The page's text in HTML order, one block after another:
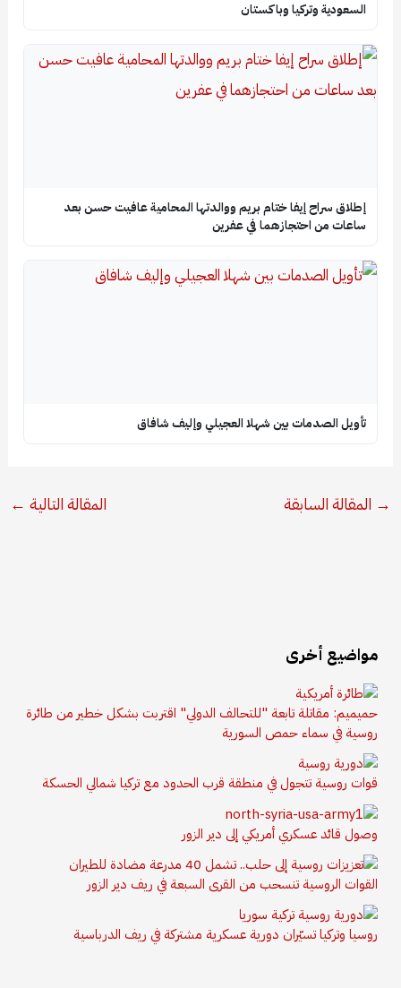
السعودية وتركيا وباكستان
إطلاق سراح إيفا ختام بريم ووالدتها المحامية عافيت حسن بعد
ساعات من احتجازهما في عفرين
تأويل الصدمات بين شهلا العجيلي وإليف شافاق
→ المقالة السابقة المقالة التالية ←
مواضيع أخرى
حميميم: مقاتلة تابعة "للتحالف الدولي" اقتربت بشكل خطير من طائرة
روسية في سماء حمص السورية
قوات روسية تتجول في منطقة قرب الحدود مع تركيا شمالي الحسكة
وصول قائد عسكري أمريكي إلى دير الزور
القوات الروسية تنسحب من القرى السبعة في ريف دير الزور
روسيا وتركيا تسيّران دورية عسكرية مشتركة في ريف الدرباسية